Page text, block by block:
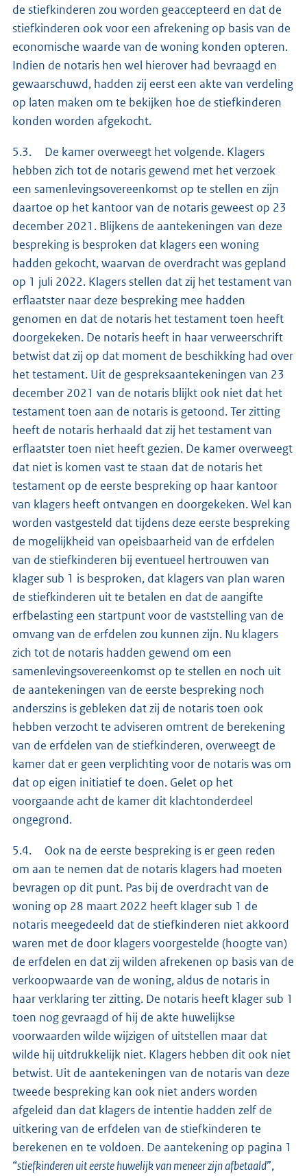
de stiefkinderen zou worden geaccepteerd en dat de
stiefkinderen ook voor een afrekening op basis van de
economische waarde van de woning konden opteren.
Indien de notaris hen wel hierover had bevraagd en
gewaarschuwd, hadden zij eerst een akte van verdeling
op laten maken om te bekijken hoe de stiefkinderen
konden worden afgekocht.
5.3. De kamer overweegt het volgende. Klagers
hebben zich tot de notaris gewend met het verzoek
een samenlevingsovereenkomst op te stellen en zijn
daartoe op het kantoor van de notaris geweest op 23
december 2021. Blijkens de aantekeningen van deze
bespreking is besproken dat klagers een woning
hadden gekocht, waarvan de overdracht was gepland
op 1 juli 2022. Klagers stellen dat zij het testament van
erflaatster naar deze bespreking mee hadden
genomen en dat de notaris het testament toen heeft
doorgekeken. De notaris heeft in haar verweerschrift
betwist dat zij op dat moment de beschikking had over
het testament. Uit de gespreksaantekeningen van 23
december 2021 van de notaris blijkt ook niet dat het
testament toen aan de notaris is getoond. Ter zitting
heeft de notaris herhaald dat zij het testament van
erflaatster toen niet heeft gezien. De kamer overweegt
dat niet is komen vast te staan dat de notaris het
testament op de eerste bespreking op haar kantoor
van klagers heeft ontvangen en doorgekeken. Wel kan
worden vastgesteld dat tijdens deze eerste bespreking
de mogelijkheid van opeisbaarheid van de erfdelen
van de stiefkinderen bij eventueel hertrouwen van
klager sub 1 is besproken, dat klagers van plan waren
de stiefkinderen uit te betalen en dat de aangifte
erfbelasting een startpunt voor de vaststelling van de
omvang van de erfdelen zou kunnen zijn. Nu klagers
zich tot de notaris hadden gewend om een
samenlevingsovereenkomst op te stellen en noch uit
de aantekeningen van de eerste bespreking noch
anderszins is gebleken dat zij de notaris toen ook
hebben verzocht te adviseren omtrent de berekening
van de erfdelen van de stiefkinderen, overweegt de
kamer dat er geen verplichting voor de notaris was om
dat op eigen initiatief te doen. Gelet op het
voorgaande acht de kamer dit klachtonderdeel
ongegrond.
5.4. Ook na de eerste bespreking is er geen reden
om aan te nemen dat de notaris klagers had moeten
bevragen op dit punt. Pas bij de overdracht van de
woning op 28 maart 2022 heeft klager sub 1 de
notaris meegedeeld dat de stiefkinderen niet akkoord
waren met de door klagers voorgestelde (hoogte van)
de erfdelen en dat zij wilden afrekenen op basis van de
verkoopwaarde van de woning, aldus de notaris in
haar verklaring ter zitting. De notaris heeft klager sub 1
toen nog gevraagd of hij de akte huwelijkse
voorwaarden wilde wijzigen of uitstellen maar dat
wilde hij uitdrukkelijk niet. Klagers hebben dit ook niet
betwist. Uit de aantekeningen van de notaris van deze
tweede bespreking kan ook niet anders worden
afgeleid dan dat klagers de intentie hadden zelf de
uitkering van de erfdelen van de stiefkinderen te
berekenen en te voldoen. De aantekening op pagina 1
“stiefkinderen uit eerste huwelijk van meneer zijn afbetaald”,